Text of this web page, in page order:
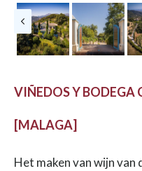
VIÑEDOS Y BODEGA
[MALAGA]
Het maken van wijn